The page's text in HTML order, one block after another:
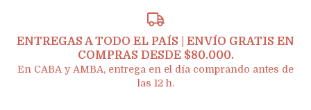
ENTREGAS A TODO EL PAÍS | ENVÍO GRATIS EN
COMPRAS DESDE $80.000.
En CABA y AMBA, entrega en el día comprando antes de
las 12 h.